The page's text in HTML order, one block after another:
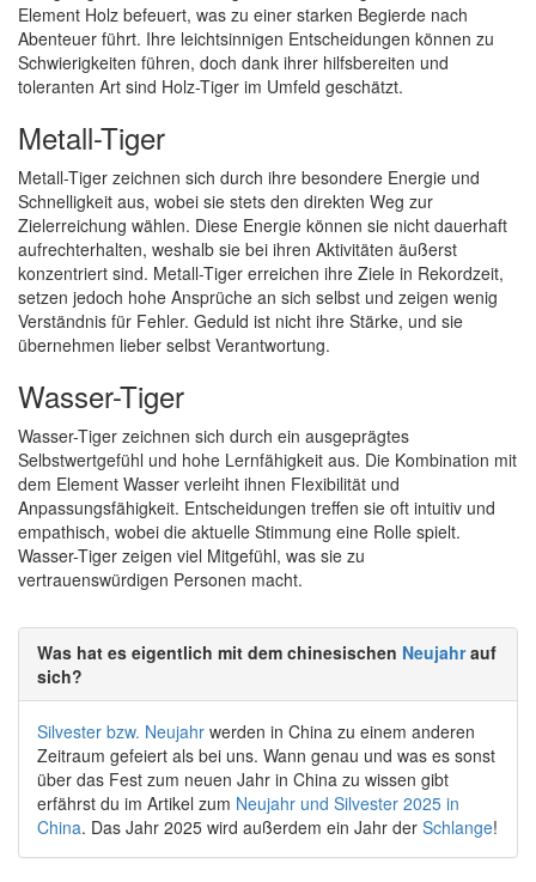
Element Holz befeuert, was zu einer starken Begierde nach
Abenteuer führt. Ihre leichtsinnigen Entscheidungen können zu
Schwierigkeiten führen, doch dank ihrer hilfsbereiten und
toleranten Art sind Holz-Tiger im Umfeld geschätzt.
Metall-Tiger
Metall-Tiger zeichnen sich durch ihre besondere Energie und
Schnelligkeit aus, wobei sie stets den direkten Weg zur
Zielerreichung wählen. Diese Energie können sie nicht dauerhaft
aufrechterhalten, weshalb sie bei ihren Aktivitäten äußerst
konzentriert sind. Metall-Tiger erreichen ihre Ziele in Rekordzeit,
setzen jedoch hohe Ansprüche an sich selbst und zeigen wenig
Verständnis für Fehler. Geduld ist nicht ihre Stärke, und sie
übernehmen lieber selbst Verantwortung.
Wasser-Tiger
Wasser-Tiger zeichnen sich durch ein ausgeprägtes
Selbstwertgefühl und hohe Lernfähigkeit aus. Die Kombination mit
dem Element Wasser verleiht ihnen Flexibilität und
Anpassungsfähigkeit. Entscheidungen treffen sie oft intuitiv und
empathisch, wobei die aktuelle Stimmung eine Rolle spielt.
Wasser-Tiger zeigen viel Mitgefühl, was sie zu
vertrauenswürdigen Personen macht.
Was hat es eigentlich mit dem chinesischen Neujahrauf
sich?
Silvester bzw. Neujahr werden in China zu einem anderen
Zeitraum gefeiert als bei uns. Wann genau und was es sonst
über das Fest zum neuen Jahr in China zu wissen gibt
erfährst du im Artikel zum Neujahr und Silvester 2025 in
China. Das Jahr 2025 wird außerdem ein Jahr der Schlange!